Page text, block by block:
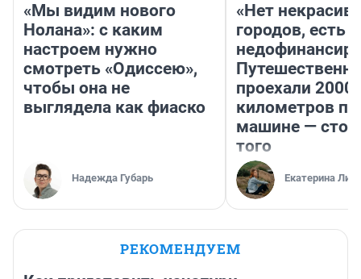
«Мы видим нового
Нолана»: с каким
настроем нужно
смотреть «Одиссею»,
чтобы она не
выглядела как фиаско
Надежда Губарь
«Нет
городов, есть
проехали 2000
километров по
машине —
того
Екатерина
РЕКОМЕНДУЕМ